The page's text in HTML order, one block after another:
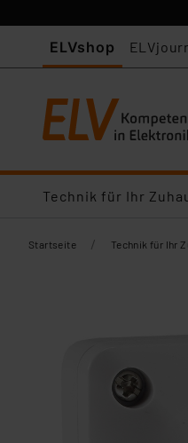
ELVshop
Technik für Ihr
Startseite / Technik für Ihr